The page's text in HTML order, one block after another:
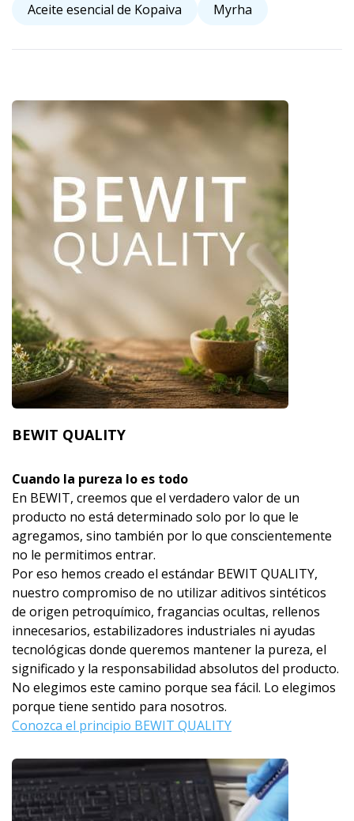
Aceite esencial de Kopaiva
Myrha
BEWIT QUALITY
Cuando la pureza lo es todo
En BEWIT, creemos que el verdadero valor de un
producto no está determinado solo por lo que le
agregamos, sino también por lo que conscientemente
no le permitimos entrar.
Por eso hemos creado el estándar BEWIT QUALITY,
nuestro compromiso de no utilizar aditivos sintéticos
de origen petroquímico, fragancias ocultas, rellenos
innecesarios, estabilizadores industriales ni ayudas
tecnológicas donde queremos mantener la pureza, el
significado y la responsabilidad absolutos del producto.
No elegimos este camino porque sea fácil. Lo elegimos
porque tiene sentido para nosotros.
Conozca el principio BEWIT QUALITY